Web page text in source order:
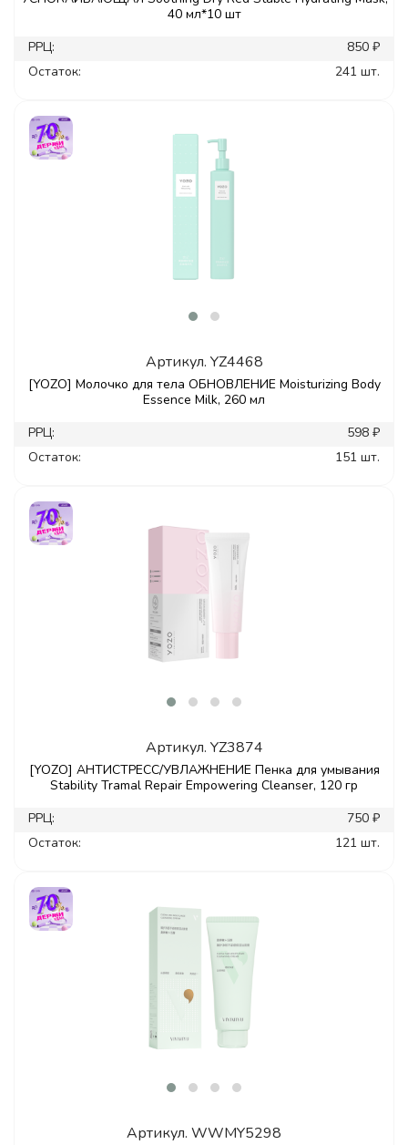
40 мл*10 шт
РРЦ:
850 ₽
Остаток:
241 шт.
Артикул. YZ4468
[YOZO] Молочко для тела ОБНОВЛЕНИЕ Moisturizing Body
Essence Milk, 260 мл
РРЦ:
598 ₽
Остаток:
151 шт.
Артикул. YZ3874
[YOZO] АНТИСТРЕСС/УВЛАЖНЕНИЕ Пенка для умывания
Stability Tramal Repair Empowering Cleanser, 120 гр
РРЦ:
750 ₽
Остаток:
121 шт.
Артикул. WWMY5298